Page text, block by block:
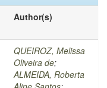
Author(s)
QUEIROZ, Melissa
Oliveira de;
ALMEIDA, Roberta